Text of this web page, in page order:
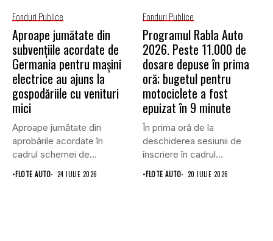
Fonduri Publice
Aproape jumătate din
subvențiile acordate de
Germania pentru mașini
electrice au ajuns la
gospodăriile cu venituri
mici
Aproape jumătate din
aprobările acordate în
cadrul schemei de
subvenționare a
•FLOTE AUTO 24 IULIE 2026
Fonduri Publice
Programul Rabla Auto
2026. Peste 11.000 de
dosare depuse în prima
oră; bugetul pentru
motociclete a fost
epuizat în 9 minute
În prima oră de la
deschiderea sesiunii de
înscriere în cadrul
Programului...
•FLOTE AUTO 20 IULIE 2026